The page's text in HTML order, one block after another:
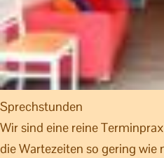
Sprechstunden
Wir sind eine reine
die Wartezeiten so gering wie